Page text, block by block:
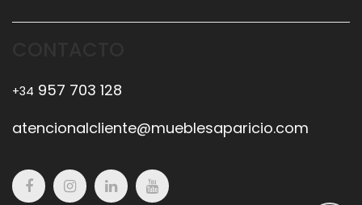
+34 957 703 128
atencionalcliente@mueblesaparicio.com